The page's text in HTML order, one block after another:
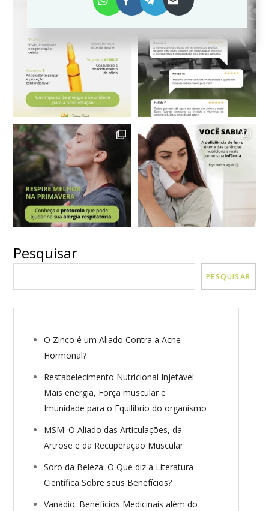
VER MAIS Seguir no Instagram
Pesquisar
PESQUISAR
O Zinco é um Aliado Contra a Acne
Hormonal?
Restabelecimento Nutricional Injetável:
Mais energia, Força muscular e
Imunidade para o Equilíbrio do organismo
MSM: O Aliado das Articulações, da
Artrose e da Recuperação Muscular
Soro da Beleza: O Que diz a Literatura
Científica Sobre seus Benefícios?
Vanádio: Benefícios Medicinais além do